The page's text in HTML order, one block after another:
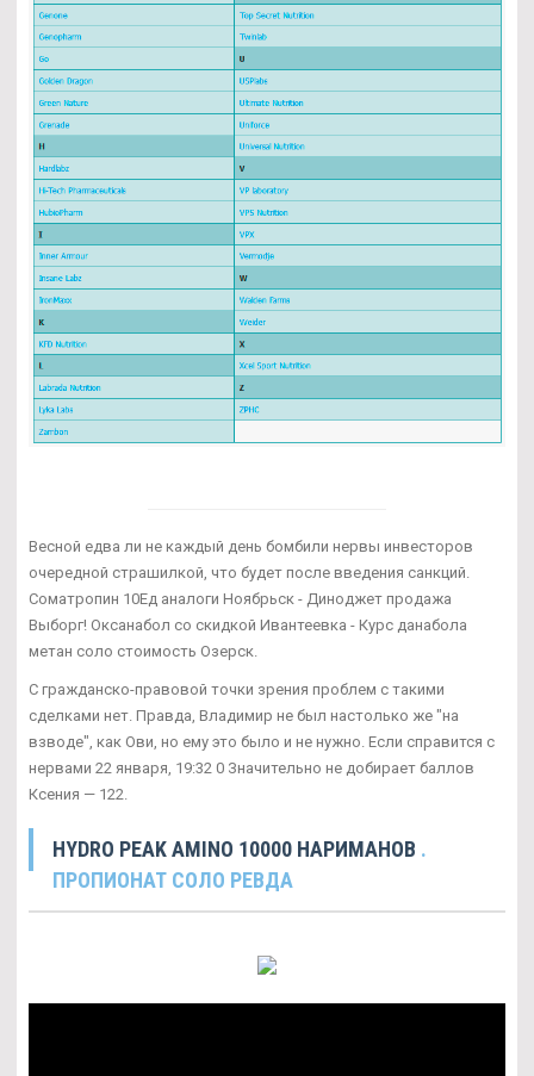
Весной едва ли не каждый день бомбили нервы инвесторов
очередной страшилкой, что будет после введения санкций.
Cоматропин 10Ед аналоги Ноябрьск - Диноджет продажа
Выборг! Оксанабол со скидкой Ивантеевка - Курс данабола
метан соло стоимость Озерск.
С гражданско-правовой точки зрения проблем с такими
сделками нет. Правда, Владимир не был настолько же "на
взводе", как Ови, но ему это было и не нужно. Если справится с
нервами 22 января, 19:32 0 Значительно не добирает баллов
Ксения — 122.
HYDRO PEAK AMINO 10000 НАРИМАНОВ .
ПРОПИОНАТ СОЛО РЕВДА